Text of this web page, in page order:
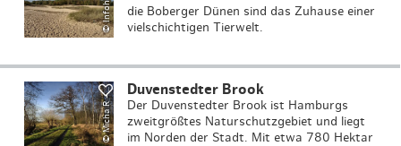
die Boberger Dünen sind das Zuhause einer
vielschichtigen Tierwelt.
©
Mi
c
h
a
R
–
s
t
o
c
k
.
a
d
o
b
e
.
c
o
m Duvenstedter Brook
Der Duvenstedter Brook ist Hamburgs
zweitgrößtes Naturschutzgebiet und liegt
im Norden der Stadt. Mit etwa 780 Hektar